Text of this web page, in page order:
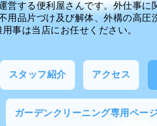
営する便利屋さんです。外仕事に
用品片づけ及び解体、外構の高圧
事は当店にお任せください。
スタッフ紹介 アクセス
ガーデンクリーニング専用ペー